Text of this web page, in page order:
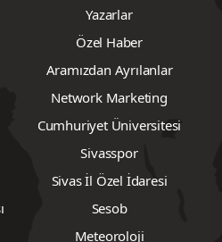
Yazarlar
Özel Haber
Aramızdan Ayrılanlar
Network Marketing
Cumhuriyet Üniversitesi
Sivasspor
Sivas İl Özel İdaresi
Sesob
Meteoroloji